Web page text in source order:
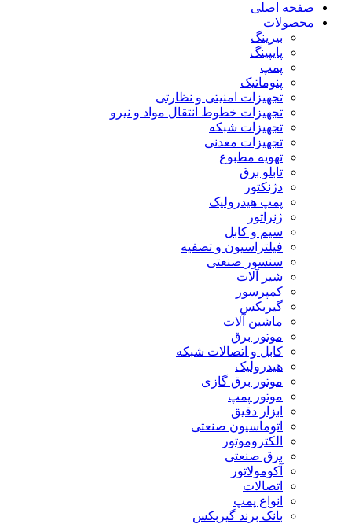
صفحه اصلی
محصولات
بیرینگ
پایپینگ
پمپ
پنوماتیک
تجهیزات امنیتی و نظارتی
تجهیزات خطوط انتقال مواد و نیرو
تجهیزات شبکه
تجهیزات معدنی
تهویه مطبوع
تابلو برق
دژنکتور
پمپ هیدرولیک
ژنراتور
سیم و کابل
فیلتراسیون و تصفیه
سنسور صنعتی
شیر آلات
کمپرسور
گیربکس
ماشین آلات
موتور برق
کابل و اتصالات شبکه
هیدرولیک
موتور برق گازی
موتور پمپ
ابزار دقیق
اتوماسیون صنعتی
الکتروموتور
برق صنعتی
آکومولاتور
اتصالات
انواع پمپ
بانک برند گیربکس